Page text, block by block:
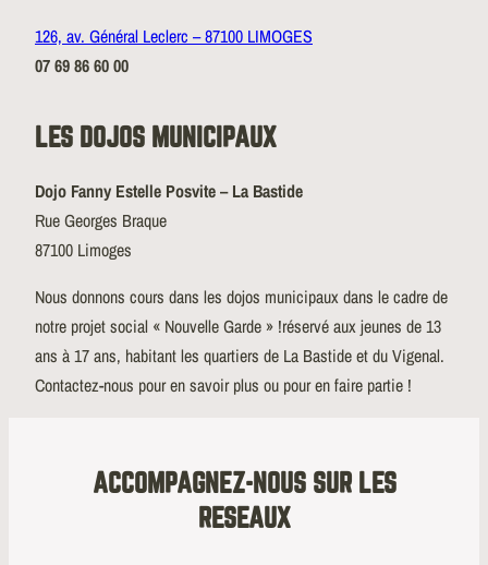
126, av. Général Leclerc – 87100 LIMOGES
07 69 86 60 00
LES DOJOS MUNICIPAUX
Dojo Fanny Estelle Posvite – La Bastide
Rue Georges Braque
87100 Limoges
Nous donnons cours dans les dojos municipaux dans le cadre de
notre projet social « Nouvelle Garde » !réservé aux jeunes de 13
ans à 17 ans, habitant les quartiers de La Bastide et du Vigenal.
Contactez-nous pour en savoir plus ou pour en faire partie !
ACCOMPAGNEZ-NOUS SUR LES
RESEAUX